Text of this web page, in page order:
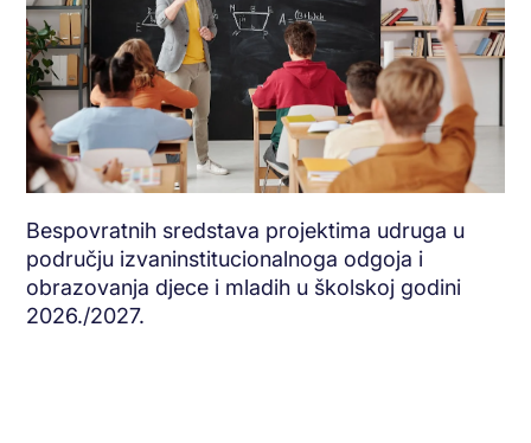
Bespovratnih sredstava projektima udruga u
području izvaninstitucionalnoga odgoja i
obrazovanja djece i mladih u školskoj godini
2026./2027.